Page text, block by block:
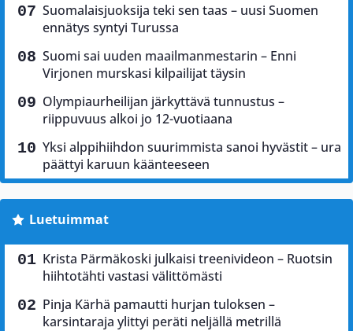
Suomalaisjuoksija teki sen taas – uusi Suomen
ennätys syntyi Turussa
Suomi sai uuden maailmanmestarin – Enni
Virjonen murskasi kilpailijat täysin
Olympiaurheilijan järkyttävä tunnustus –
riippuvuus alkoi jo 12-vuotiaana
Yksi alppihiihdon suurimmista sanoi hyvästit – ura
päättyi karuun käänteeseen
Luetuimmat
Krista Pärmäkoski julkaisi treenivideon – Ruotsin
hiihtotähti vastasi välittömästi
Pinja Kärhä pamautti hurjan tuloksen –
karsintaraja ylittyi peräti neljällä metrillä